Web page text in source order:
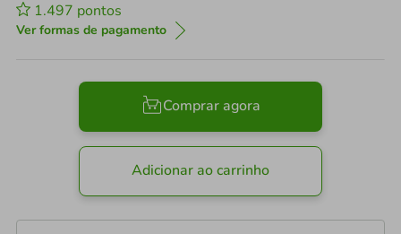
1.497 pontos
Ver formas de pagamento
Comprar agora
Adicionar ao carrinho